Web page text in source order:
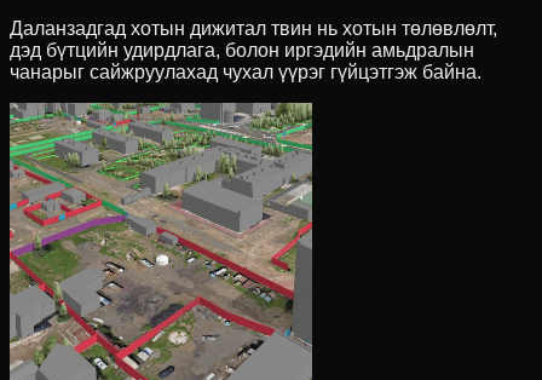
Даланзадгад хотын дижитал твин нь хотын төлөвлөлт,
дэд бүтцийн удирдлага, болон иргэдийн амьдралын
чанарыг сайжруулахад чухал үүрэг гүйцэтгэж байна.